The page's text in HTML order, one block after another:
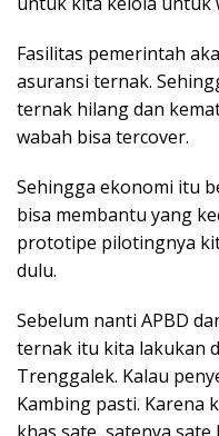
Fasilitas pemerintah
asuransi ternak.
ternak hilang dan
wabah bisa tercover.
Sehingga ekonomi itu
bisa membantu yang
prototipe pilotingnya
dulu.
Sebelum nanti APBD
ternak itu kita lakukan
Trenggalek. Kalau
Kambing pasti. Karena